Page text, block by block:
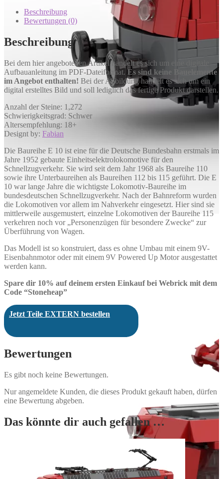
Beschreibung
Bewertungen (0)
Beschreibung
Bei dem hier angebotenen Artikel handelt es sich um eine digitale
Aufbauanleitung im PDF-Dateiformat.Es sind keine Bauelemente
im Angebot enthalten! Bei der Abbildung handelt es sich um ein
digital erstelltes Bild und soll lediglich das fertige Produkt darstellen.
Anzahl der Steine: 1,272
Schwierigkeitsgrad: Schwer
Altersempfehlung: 18+
Designt by: Fabian
Die Baureihe E 10 ist eine für die Deutsche Bundesbahn erstmals im
Jahre 1952 gebaute Einheitselektrolokomotive für den
Schnellzugverkehr. Sie wird seit dem Jahr 1968 als Baureihe 110
sowie ihre Unterbaureihen als Baureihen 112 bis 115 geführt. Die E
10 war lange Jahre die wichtigste Lokomotiv-Baureihe im
bundesdeutschen Schnellzugverkehr. Nach der Bahnreform wurden
die Lokomotiven vor allem im Nahverkehr eingesetzt. Hier sind sie
mittlerweile ausgemustert, einzelne Lokomotiven der Baureihe 115
verkehren noch vor „Personenzügen für besondere Zwecke“ zur
Überführung von Wagen.
Das Modell ist so konstruiert, dass es ohne Umbau mit einem 9V-
Eisenbahnmotor oder mit einem 9V Powered Up Motor ausgestattet
werden kann.
Spare dir 10% auf deinem ersten Einkauf bei Webrick mit dem
Code “Stoneheap”
Jetzt Teile EXTERN bestellen
Bewertungen
Es gibt noch keine Bewertungen.
Nur angemeldete Kunden, die dieses Produkt gekauft haben, dürfen
eine Bewertung abgeben.
Das könnte dir auch gefallen …